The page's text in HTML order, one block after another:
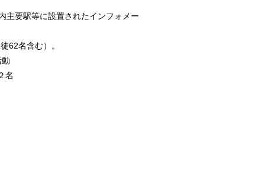
主要駅等に設置されたインフォメー
62名含む）。
名